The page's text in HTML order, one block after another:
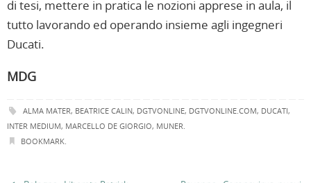
di tesi, mettere in pratica le nozioni apprese in aula, il
tutto lavorando ed operando insieme agli ingegneri
Ducati.
MDG
ALMA MATER, BEATRICE CALIN, DGTVONLINE, DGTVONLINE.COM, DUCATI,
INTER MEDIUM, MARCELLO DE GIORGIO, MUNER
BOOKMARK.